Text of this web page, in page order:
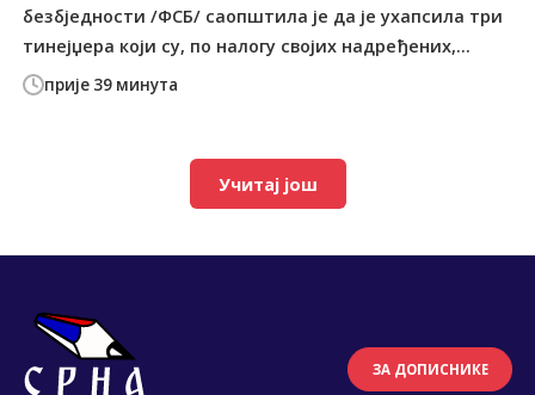
прије 39 минута
безбједности /ФСБ/ саопштила је да је ухапсила три
тинејџера који су, по налогу својих надређених,...
Учитај још
ЗА ДОПИСНИКЕ